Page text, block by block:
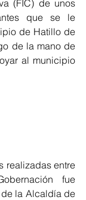
(FIC) de unos
que se le
de Hatillo de
de la mano de
al municipio
realizadas entre
fue
la Alcaldía de